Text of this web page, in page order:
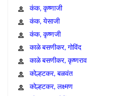
कंक, कृष्णाजी
कंक, येसाजी
कंक, कृष्णजी
काळे बसणीकर, गोविंद
काळे बसणीकर, कृष्णराव
कोल्हटकर, बळवंत
कोल्हटकर, लक्ष्मण